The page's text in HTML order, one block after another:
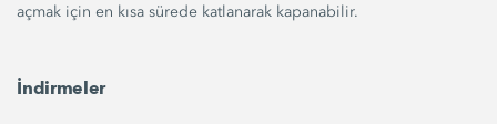
açmak için en kısa sürede katlanarak kapanabilir.
İndirmeler